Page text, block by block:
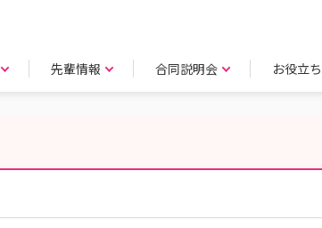
先輩情報 合同説明会 お役立ち